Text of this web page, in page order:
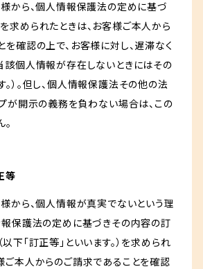
様から、個人情報保護法の定めに基づ
求められたときは、お客様ご本人から
を確認の上で、お客様に対し、遅滞なく
該個人情報が存在しないときにはその
）。但し、個人情報保護法その他の法
プが開示の義務を負わない場合は、この
等
様から、個人情報が真実でないという理
報保護法の定めに基づきその内容の訂
下「訂正等」といいます。）を求められ
ご本人からのご請求であることを確認